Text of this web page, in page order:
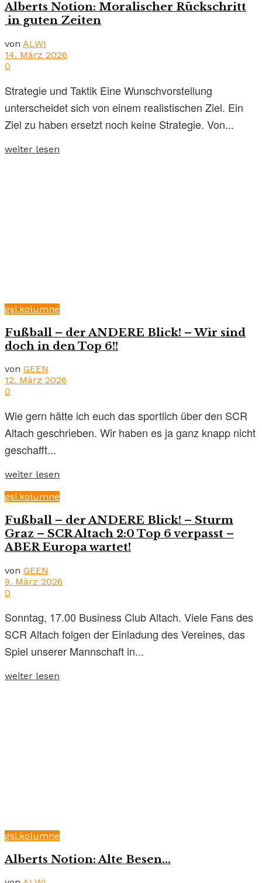
Alberts Notion: Moralischer Rückschritt
in guten Zeiten
von ALWI
14. März 2026
0
Strategie und Taktik Eine Wunschvorstellung
unterscheidet sich von einem realistischen Ziel. Ein
Ziel zu haben ersetzt noch keine Strategie. Von...
weiter lesen
gsi.kolumne
Fußball – der ANDERE Blick! – Wir sind
doch in den Top 6!!
von GEEN
12. März 2026
0
Wie gern hätte ich euch das sportlich über den SCR
Altach geschrieben. Wir haben es ja ganz knapp nicht
geschafft...
weiter lesen
gsi.kolumne
Fußball – der ANDERE Blick! – Sturm
Graz – SCR Altach 2:0 Top 6 verpasst –
ABER Europa wartet!
von GEEN
9. März 2026
0
Sonntag, 17.00 Business Club Altach. Viele Fans des
SCR Altach folgen der Einladung des Vereines, das
Spiel unserer Mannschaft in...
weiter lesen
gsi.kolumne
Alberts Notion: Alte Besen…